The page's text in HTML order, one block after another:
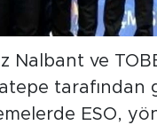
Nalbant ve
ESO,